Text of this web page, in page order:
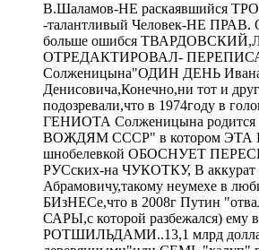
В.Шаламов-НЕ раскаявшийся
-талантливый Человек-НЕ ПРАВ.
больше ошибся
ОТРЕДАКТИРОВАЛ-
Солженицына"ОДИН ДЕНЬ
Денисовича,Конечно,ни тот и
подозревали,что в 1974году в
ГЕНИОТА Солженицына
ВОЖДЯМ СССР" в котором ЭТА
шнобелевкой ОБОСНУЕТ
РУСских-на ЧУКОТКУ, В аккурат
Абрамовичу,такому неумехе в
БИзНЕСе,что в 2008г Путин
САРЫ,с которой разбежался) ему в
РОТШИЛЬДАМИ..13,1 млрд